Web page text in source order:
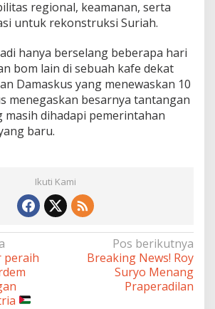
regional, keamanan, serta
untuk rekonstruksi Suriah.
hanya berselang beberapa hari
bom lain di sebuah kafe dekat
Damaskus yang menewaskan 10
menegaskan besarnya tantangan
masih dihadapi pemerintahan
baru.
Ikuti Kami
peraih
Pos berikutnya
Breaking News! Roy
Suryo Menang
Praperadilan